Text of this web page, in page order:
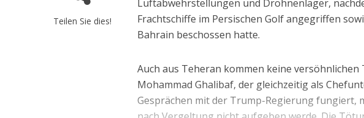
Teilen Sie dies!
Luftabwehrstellungen und Drohnenlager,
Frachtschiffe im Persischen Golf angegriffen
Bahrain beschossen hatte.
Auch aus Teheran kommen keine
Mohammad Ghalibaf, der gleichzeitig als
Gesprächen mit der Trump-Regierung fungiert,